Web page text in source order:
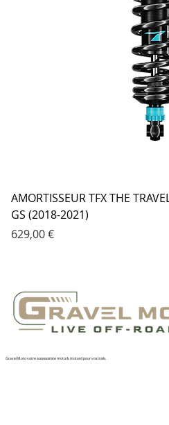
AMORTISSEUR TFX THE
GS (2018-2021)
Prix
629,00 €
Gravel Moto votre accessoiriste moto & motard pour vos trails.